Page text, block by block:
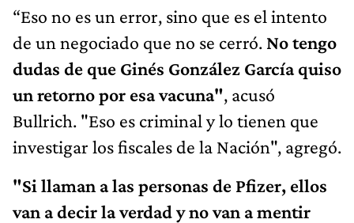
“Eso no es un error, sino que es el intento
de un negociado que no se cerró. No tengo
dudas de que Ginés González García quiso
un retorno por esa vacuna", acusó
Bullrich. "Eso es criminal y lo tienen que
investigar los fiscales de la Nación", agregó.
"Si llaman a las personas de Pfizer, ellos
van a decir la verdad y no van a mentir